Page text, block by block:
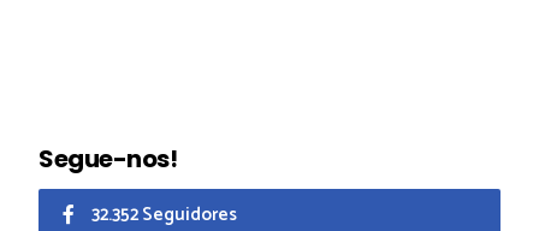
Segue-nos!
32.352 Seguidores